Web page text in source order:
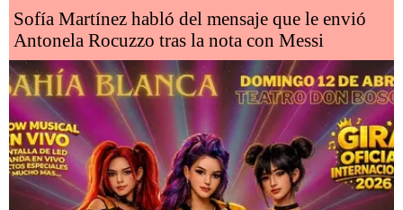
Sofía Martínez habló del mensaje que le envió
Antonela Rocuzzo tras la nota con Messi